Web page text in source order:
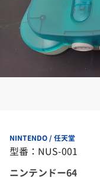
NINTENDO / 任天堂
型番：NUS-001
ニンテンドー64